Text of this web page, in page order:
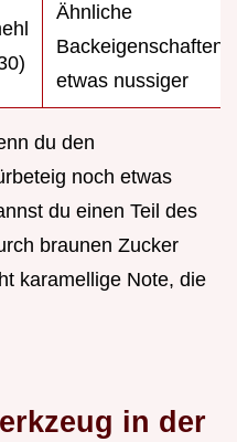
Ähnliche
Backeigenschaften,
etwas nussiger
du den
noch etwas
du einen Teil des
braunen Zucker
karamellige Note, die
in der